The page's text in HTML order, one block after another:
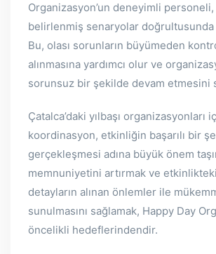
Organizasyon’un deneyimli
belirlenmiş senaryolar
Bu, olası sorunların büyümeden
alınmasına yardımcı olur ve
sorunsuz bir şekilde devam etmesini
Çatalca’daki yılbaşı organizasyonları
koordinasyon, etkinliğin başarılı bir
gerçekleşmesi adına büyük önem
memnuniyetini artırmak ve
detayların alınan önlemler ile
sunulmasını sağlamak, Happy Day
öncelikli hedeflerindendir.